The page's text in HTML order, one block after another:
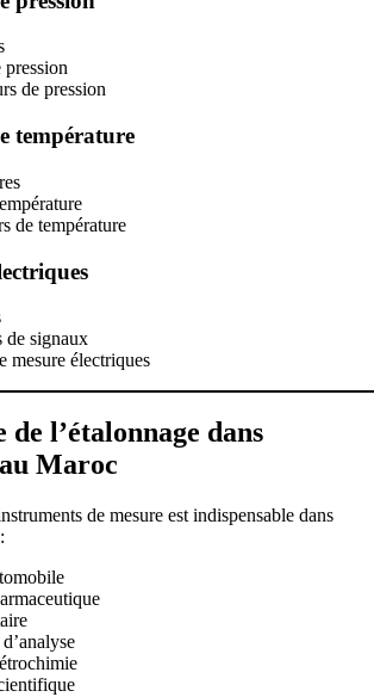
pression
de pression
température
de température
de signaux
mesure électriques
l’étalonnage dans
Maroc
de mesure est indispensable dans